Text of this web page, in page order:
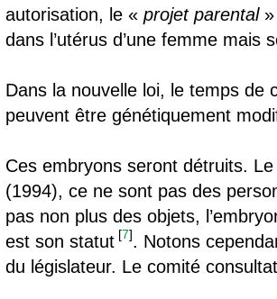
autorisation, le «projet parental»
dans l’utérus d’une femme mais
Dans la nouvelle loi, le temps de
peuvent être génétiquement
Ces embryons seront détruits.
(1994), ce ne sont pas des
pas non plus des objets,
est son statut [7]. Notons
du législateur. Le comité